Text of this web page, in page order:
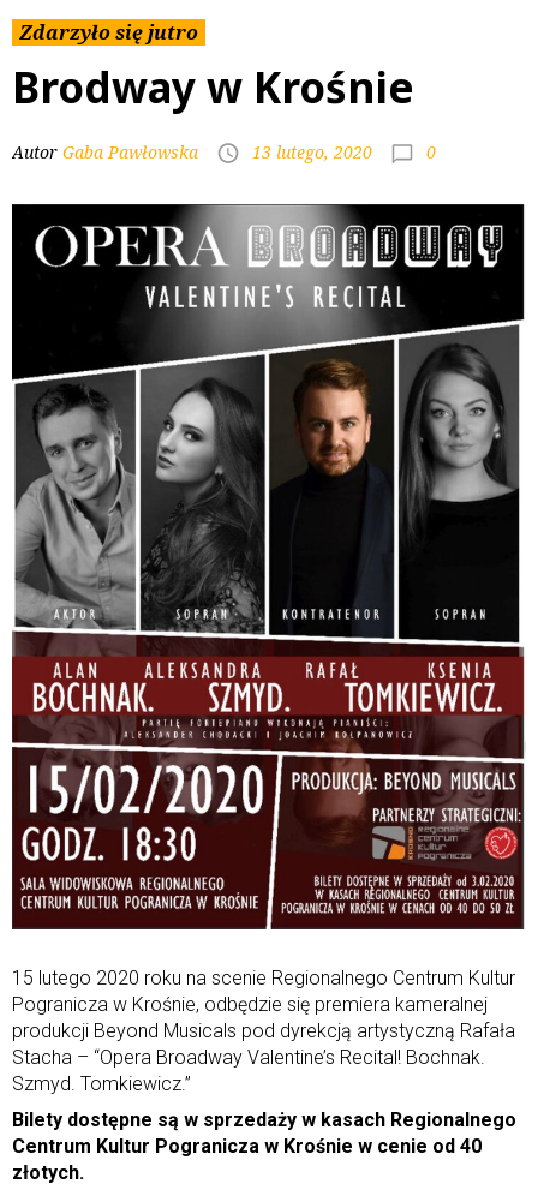
Zdarzyło się jutro
Brodway w Krośnie
Autor Gaba Pawłowska 13 lutego, 2020 0
15 lutego 2020 roku na scenie Regionalnego Centrum Kultur
Pogranicza w Krośnie, odbędzie się premiera kameralnej
produkcji Beyond Musicals pod dyrekcją artystyczną Rafała
Stacha – “Opera Broadway Valentine’s Recital! Bochnak.
Szmyd. Tomkiewicz.”
Bilety dostępne są w sprzedaży w kasach Regionalnego
Centrum Kultur Pogranicza w Krośnie w cenie od 40
złotych.